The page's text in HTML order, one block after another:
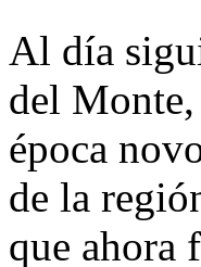
Al día
del
época
de la
que ahora